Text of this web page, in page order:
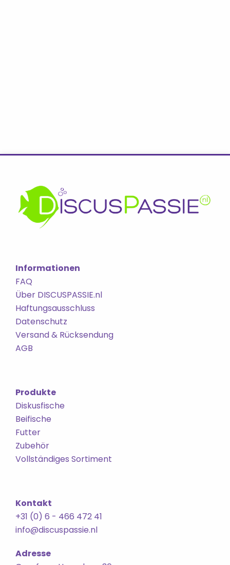
Informationen
FAQ
Über DISCUSPASSIE.nl
Haftungsausschluss
Datenschutz
Versand & Rücksendung
AGB
Produkte
Diskusfische
Beifische
Futter
Zubehör
Vollständiges Sortiment
Kontakt
+31 (0) 6 - 466 472 41
info@discuspassie.nl
Adresse